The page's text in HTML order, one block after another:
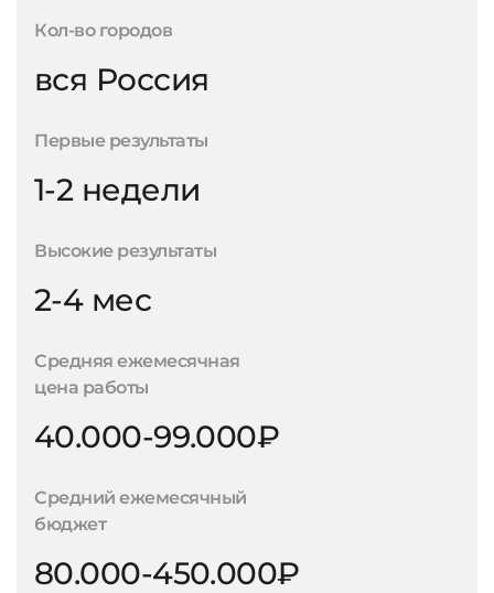
Кол-во городов
вся Россия
Первые результаты
1-2 недели
Высокие результаты
2-4 мес
Средняя ежемесячная
цена работы
40.000-99.000₽
Средний ежемесячный
бюджет
80.000-450.000₽